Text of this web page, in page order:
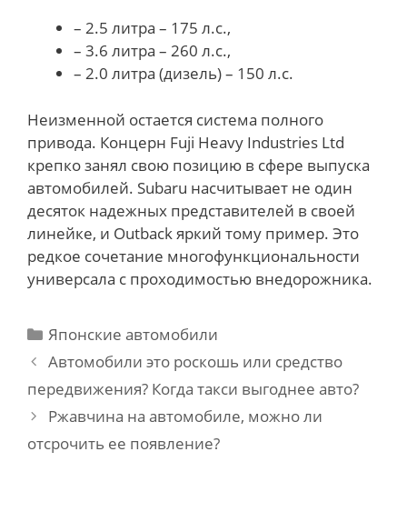
– 2.5 литра – 175 л.с.,
– 3.6 литра – 260 л.с.,
– 2.0 литра (дизель) – 150 л.с.
Неизменной остается система полного
привода. Концерн Fuji Heavy Industries Ltd
крепко занял свою позицию в сфере выпуска
автомобилей. Subaru насчитывает не один
десяток надежных представителей в своей
линейке, и Outback яркий тому пример. Это
редкое сочетание многофункциональности
универсала с проходимостью внедорожника.
Categories
Японские автомобили
Post
navigation
Автомобили это роскошь или средство
передвижения? Когда такси выгоднее авто?
Ржавчина на автомобиле, можно ли
отсрочить ее появление?